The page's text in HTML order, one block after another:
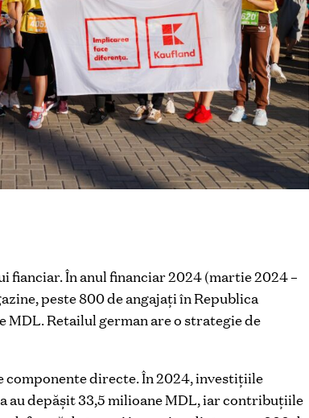
fianciar. În anul financiar 2024 (martie 2024 –
peste 800 de angajați în Republica
MDL. Retailul german are o strategie de
directe. În 2024, investițiile
depășit 33,5 milioane MDL, iar contribuțiile